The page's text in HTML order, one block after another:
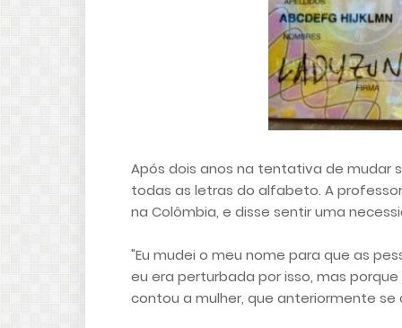
Após dois anos na tentativa de mudar
todas as letras do alfabeto. A
na Colômbia, e disse sentir uma
"Eu mudei o meu nome para que as
eu era perturbada por isso, mas
contou a mulher, que anteriormente se